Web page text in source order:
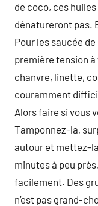
de coco, ces
dénatureront pas.
Pour les saucée
première tension
chanvre, linette,
couramment
Alors faire si vous
Tamponnez-la,
autour et mettez-
minutes à peu
facilement. Des
n’est pas grand-